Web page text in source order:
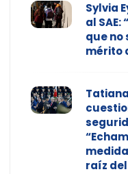
Sylvia
al SAE:
que no
mérito
raíz